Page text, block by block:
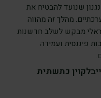
שנועד להבטיח את
מהלך זה מהווה
מבקש לשלב חדשנות
פיננסית ועמידה
כתשתית